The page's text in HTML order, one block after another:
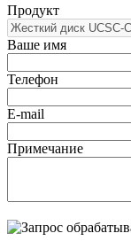
Продукт
Ваше имя
Телефон
E-mail
Примечание